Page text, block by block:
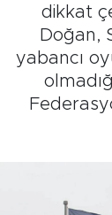
dikkat
Doğan,
yabancı